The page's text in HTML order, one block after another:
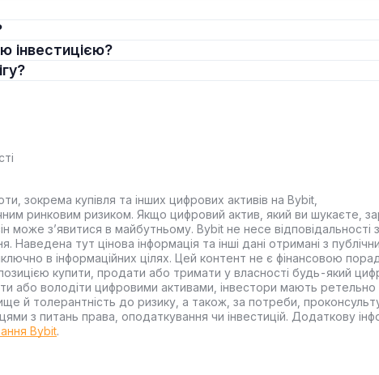
інвестицією?
зокрема купівля та інших цифрових активів на Bybit,
ринковим ризиком. Якщо цифровий актив, який ви шукаєте,
може з’явитися в майбутньому. Bybit не несе відповідальності
Наведена тут цінова інформація та інші дані отримані з
в інформаційних цілях. Цей контент не є фінансовою
купити, продати або тримати у власності будь-який
або володіти цифровими активами, інвестори мають ретельно
й толерантність до ризику, а також, за потреби,
з питань права, оподаткування чи інвестицій. Додаткову
Bybit.